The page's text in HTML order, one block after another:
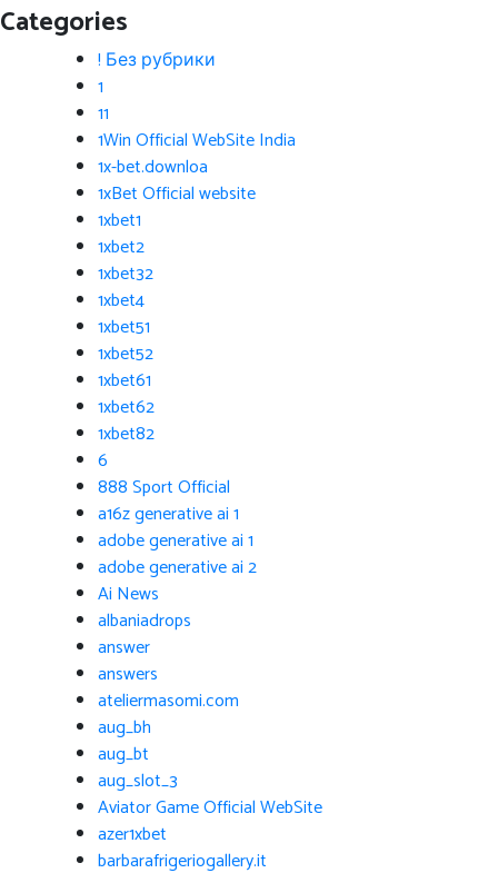
Categories
! Без рубрики
1
11
1Win Official WebSite India
1x-bet.downloa
1xBet Official website
1xbet1
1xbet2
1xbet32
1xbet4
1xbet51
1xbet52
1xbet61
1xbet62
1xbet82
6
888 Sport Official
a16z generative ai 1
adobe generative ai 1
adobe generative ai 2
Ai News
albaniadrops
answer
answers
ateliermasomi.com
aug_bh
aug_bt
aug_slot_3
Aviator Game Official WebSite
azer1xbet
barbarafrigeriogallery.it